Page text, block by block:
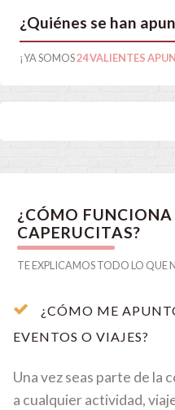
¿Quiénes se han
¡YA SOMOS24 VALIENTES
¿CÓMO FUNCIONA
CAPERUCITAS?
TE EXPLICAMOS TODO LO QUE
¿CÓMO ME
EVENTOS O VIAJES?
Una vez seas parte de la
a cualquier actividad,